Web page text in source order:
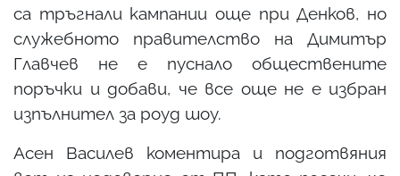
са тръгнали кампании още при Денков, но
служебното правителство на Димитър
Главчев не е пуснало обществените
поръчки и добави, че все още не е избран
изпълнител за роуд шоу.
Асен Василев коментира и подготвяния